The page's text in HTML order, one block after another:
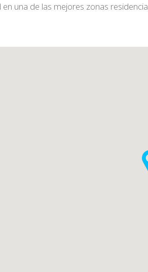
una de las mejores zonas